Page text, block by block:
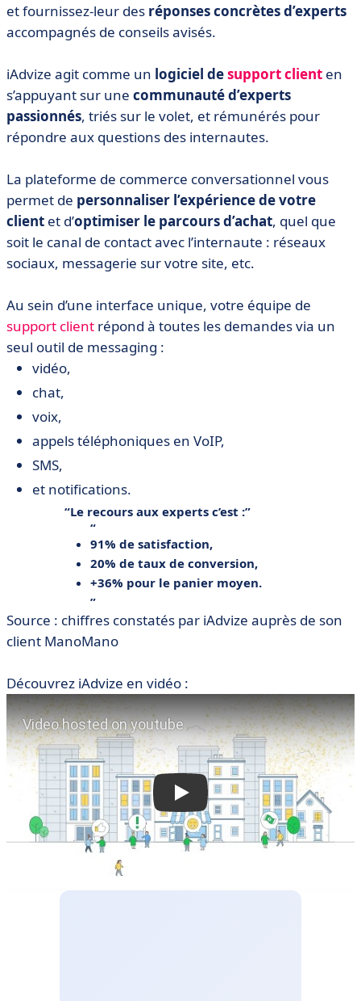
et fournissez-leur des réponses concrètes d’experts
accompagnés de conseils avisés.
iAdvize agit comme un logiciel desupport client en
s’appuyant sur une communauté d’experts
passionnés, triés sur le volet, et rémunérés pour
répondre aux questions des internautes.
La plateforme de commerce conversationnel vous
permet de personnaliser l’expérience de votre
client et d’optimiser le parcours d’achat, quel que
soit le canal de contact avec l’internaute : réseaux
sociaux, messagerie sur votre site, etc.
Au sein d’une interface unique, votre équipe de
support client répond à toutes les demandes via un
seul outil de messaging :
vidéo,
chat,
voix,
appels téléphoniques en VoIP,
SMS,
et notifications.
Le recours aux experts c’est :
91% de satisfaction,
20% de taux de conversion,
+36% pour le panier moyen.
Source : chiffres constatés par iAdvize auprès de son
client ManoMano
Découvrez iAdvize en vidéo :